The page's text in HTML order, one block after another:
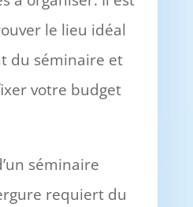
le lieu idéal
du séminaire et
votre budget
séminaire
requiert du